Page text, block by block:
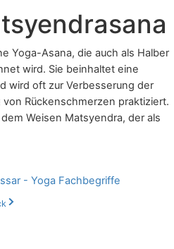
Yoga-Asana, die auch als Halber
wird. Sie beinhaltet eine
wird oft zur Verbesserung der
Rückenschmerzen praktiziert.
Weisen Matsyendra, der als